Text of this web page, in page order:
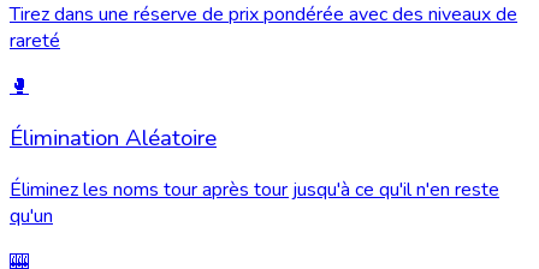
Tirez dans une réserve de prix pondérée avec des niveaux de
rareté
🥊
Élimination Aléatoire
Éliminez les noms tour après tour jusqu'à ce qu'il n'en reste
qu'un
🎰